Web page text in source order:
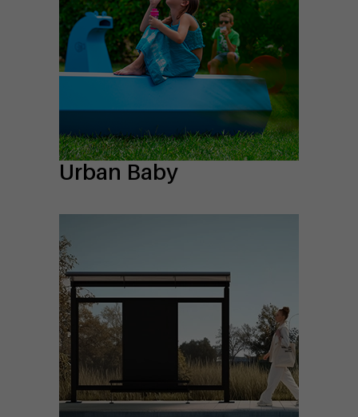
Urban Baby